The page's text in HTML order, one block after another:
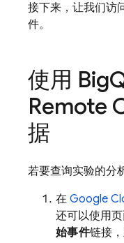
接下来，让我们访
件。
使用 Big
Remote
据
若要查询实验的分
在 Google
还可以使用
始事件链接